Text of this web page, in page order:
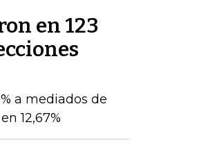
en 123
a mediados de
12,67%